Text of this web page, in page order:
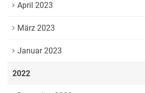
April 2023
März 2023
Januar 2023
2022